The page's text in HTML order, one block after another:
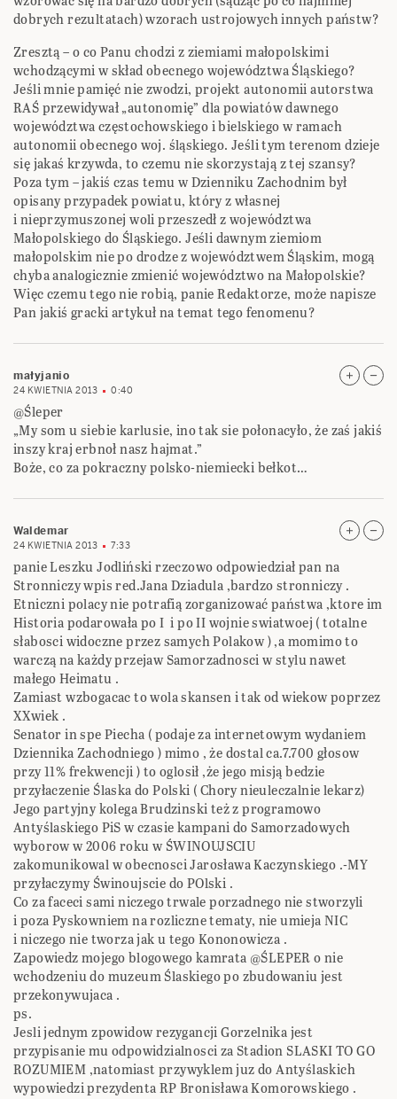
dobrych rezultatach) wzorach ustrojowych innych państw?
Zresztą – o co Panu chodzi z ziemiami małopolskimi
wchodzącymi w skład obecnego województwa Śląskiego?
Jeśli mnie pamięć nie zwodzi, projekt autonomii autorstwa
RAŚ przewidywał „autonomię” dla powiatów dawnego
województwa częstochowskiego i bielskiego w ramach
autonomii obecnego woj. śląskiego. Jeśli tym terenom dzieje
się jakaś krzywda, to czemu nie skorzystają z tej szansy?
Poza tym – jakiś czas temu w Dzienniku Zachodnim był
opisany przypadek powiatu, który z własnej
i nieprzymuszonej woli przeszedł z województwa
Małopolskiego do Śląskiego. Jeśli dawnym ziemiom
małopolskim nie po drodze z województwem Śląskim, mogą
chyba analogicznie zmienić województwo na Małopolskie?
Więc czemu tego nie robią, panie Redaktorze, może napisze
Pan jakiś gracki artykuł na temat tego fenomenu?
małyjanio
24 KWIETNIA 2013 0:40
@Śleper
„My som u siebie karlusie, ino tak sie połonacyło, że zaś jakiś
inszy kraj erbnoł nasz hajmat.”
Boże, co za pokraczny polsko-niemiecki bełkot…
Waldemar
24 KWIETNIA 2013 7:33
panie Leszku Jodliński rzeczowo odpowiedział pan na
Stronniczy wpis red.Jana Dziadula ,bardzo stronniczy .
Etniczni polacy nie potrafią zorganizować państwa ,ktore im
Historia podarowała po I i po II wojnie swiatwoej ( totalne
słabosci widoczne przez samych Polakow ) ,a momimo to
warczą na każdy przejaw Samorzadnosci w stylu nawet
małego Heimatu .
Zamiast wzbogacac to wola skansen i tak od wiekow poprzez
XXwiek .
Senator in spe Piecha ( podaje za internetowym wydaniem
Dziennika Zachodniego ) mimo , że dostal ca.7.700 głosow
przy 11% frekwencji ) to oglosił ,że jego misją bedzie
przyłaczenie Ślaska do Polski ( Chory nieuleczalnie lekarz)
Jego partyjny kolega Brudzinski też z programowo
Antyślaskiego PiS w czasie kampani do Samorzadowych
wyborow w 2006 roku w ŚWINOUJSCIU
zakomunikowal w obecnosci Jarosława Kaczynskiego .-MY
przyłaczymy Świnoujscie do POlski .
Co za faceci sami niczego trwale porzadnego nie stworzyli
i poza Pyskowniem na rozliczne tematy, nie umieja NIC
i niczego nie tworza jak u tego Kononowicza .
Zapowiedz mojego blogowego kamrata @ŚLEPER o nie
wchodzeniu do muzeum Ślaskiego po zbudowaniu jest
przekonywujaca .
ps.
Jesli jednym zpowidow rezygancji Gorzelnika jest
przypisanie mu odpowidzialnosci za Stadion SLASKI TO GO
ROZUMIEM ,natomiast przywyklem juz do Antyślaskich
wypowiedzi prezydenta RP Bronisława Komorowskiego .